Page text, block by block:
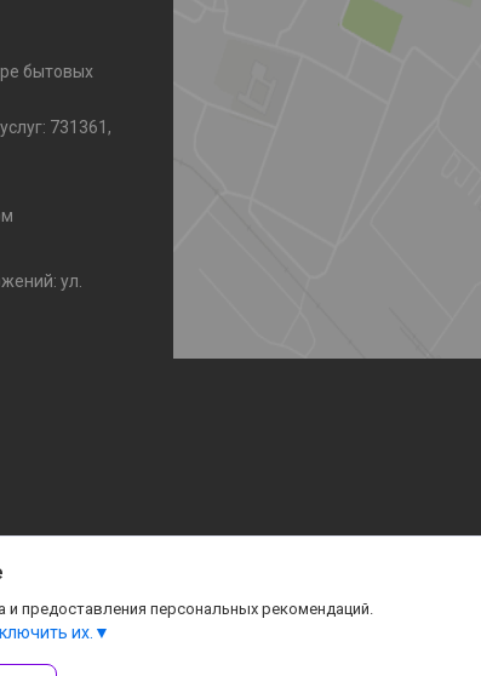
бытовых
731361,
ул.
предоставления персональных рекомендаций.
их.